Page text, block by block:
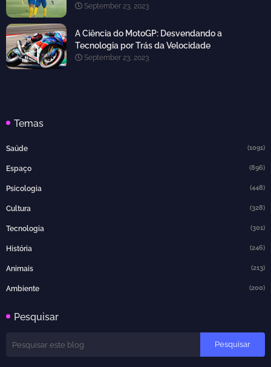
September 23, 2023
A Ciência do MotoGP: Desvendando a
Tecnologia por Trás da Velocidade
September 23, 2023
Temas
Saúde (1091)
Espaço (896)
Psicologia (448)
Cultura (328)
Tecnologia (301)
História (246)
Animais (213)
Ambiente (200)
Pesquisar